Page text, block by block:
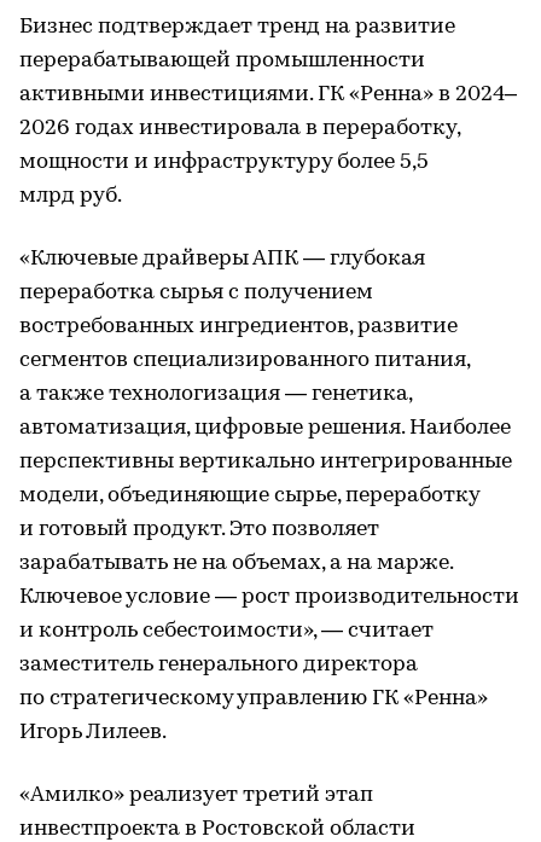
Бизнес подтверждает тренд на развитие
перерабатывающей промышленности
активными инвестициями. ГК «Ренна» в 2024–
2026 годах инвестировала в переработку,
мощности и инфраструктуру более 5,5
млрд руб.
«Ключевые драйверы АПК — глубокая
переработка сырья с получением
востребованных ингредиентов, развитие
сегментов специализированного питания,
а также технологизация — генетика,
автоматизация, цифровые решения. Наиболее
перспективны вертикально интегрированные
модели, объединяющие сырье, переработку
и готовый продукт. Это позволяет
зарабатывать не на объемах, а на марже.
Ключевое условие — рост производительности
и контроль себестоимости», — считает
заместитель генерального директора
по стратегическому управлению ГК «Ренна»
Игорь Лилеев.
«Амилко» реализует третий этап
инвестпроекта в Ростовской области